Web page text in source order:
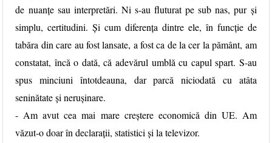
de nuanțe sau interpretări. Ni s-au fluturat pe sub nas, pur și
simplu, certitudini. Și cum diferența dintre ele, în funcție de
tabăra din care au fost lansate, a fost ca de la cer la pământ, am
constatat, încă o dată, că adevărul umblă cu capul spart. S-au
spus minciuni întotdeauna, dar parcă niciodată cu atâta
seninătate și nerușinare.
- Am avut cea mai mare creștere economică din UE. Am
văzut-o doar în declarații, statistici și la televizor.